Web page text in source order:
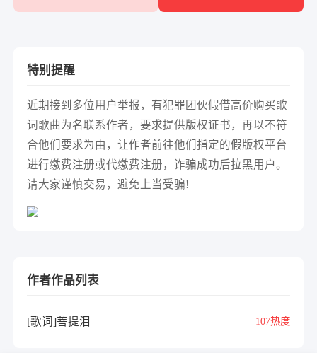
特别提醒
近期接到多位用户举报，有犯罪团伙假借高价购买歌
词歌曲为名联系作者，要求提供版权证书，再以不符
合他们要求为由，让作者前往他们指定的假版权平台
进行缴费注册或代缴费注册，诈骗成功后拉黑用户。
请大家谨慎交易，避免上当受骗!
作者作品列表
[歌词]菩提泪 107热度